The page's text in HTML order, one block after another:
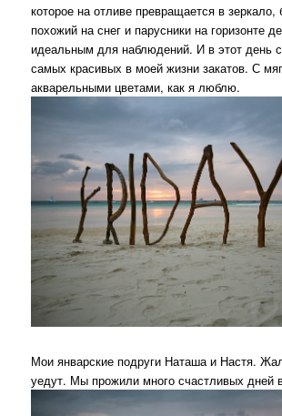
которое на отливе превращается в зеркало,
похожий на снег и парусники на горизонте
идеальным для наблюдений. И в этот день
самых красивых в моей жизни закатов. С
акварельными цветами, как я люблю.
Мои январские подруги Наташа и Настя.
уедут. Мы прожили много счастливых дней